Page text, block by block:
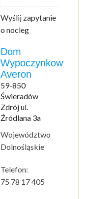
Wyślij zapytanie
o nocleg
Dom
Wypoczynkowy
Averon
59-850
Świeradów
Zdrój ul.
Źródlana 3a
Województwo
Dolnośląskie
Telefon:
75 78 17 405